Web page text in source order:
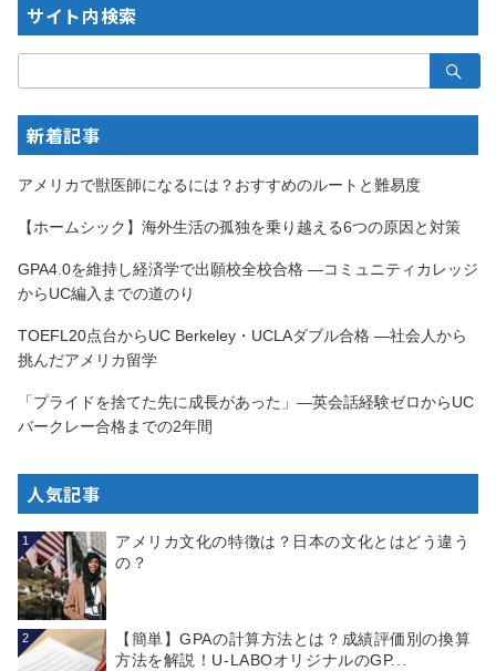
サイト内検索
索：
新着記事
アメリカで獣医師になるには？おすすめのルートと難易度
【ホームシック】海外生活の孤独を乗り越える6つの原因と対策
GPA4.0を維持し経済学で出願校全校合格 —コミュニティカレッジ
からUC編入までの道のり
TOEFL20点台からUC Berkeley・UCLAダブル合格 —社会人から
挑んだアメリカ留学
「プライドを捨てた先に成長があった」—英会話経験ゼロからUC
バークレー合格までの2年間
人気記事
1
アメリカ文化の特徴は？日本の文化とはどう違う
の？
2
【簡単】GPAの計算方法とは？成績評価別の換算
方法を解説！U-LABOオリジナルのGP...